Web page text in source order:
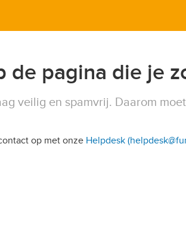
de pagina die je
veilig en spamvrij. Daarom
op met onze Helpdesk